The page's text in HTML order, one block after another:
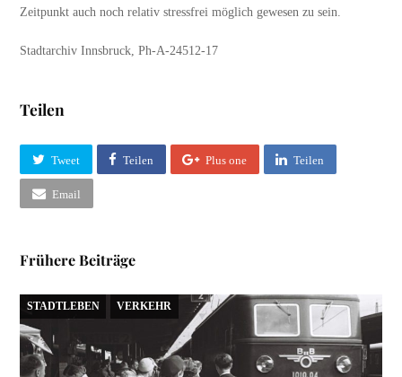
Zeitpunkt auch noch relativ stressfrei möglich gewesen zu sein.
Stadtarchiv Innsbruck, Ph-A-24512-17
Teilen
Tweet Teilen Plus one Teilen
Email
Frühere Beiträge
STADTLEBEN VERKEHR